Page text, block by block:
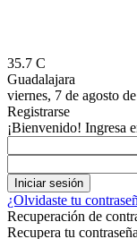
35.7 C
Guadalajara
viernes, 7 de agosto
Registrarse
¡Bienvenido! Ingresa
¿Olvidaste tu
Recuperación de
Recupera tu contraseña